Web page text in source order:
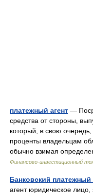
платежный агент —
средства от стороны,
который, в свою
проценты владельцам
обычно взимая
Финансово-инвестиционный
Банковский платежный
агент юридическое